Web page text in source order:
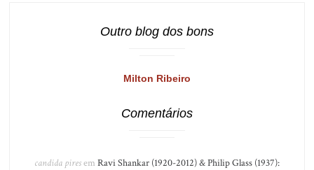
Outro blog dos bons
Milton Ribeiro
Comentários
candida piresem Ravi Shankar (1920-2012) & Philip Glass (1937):